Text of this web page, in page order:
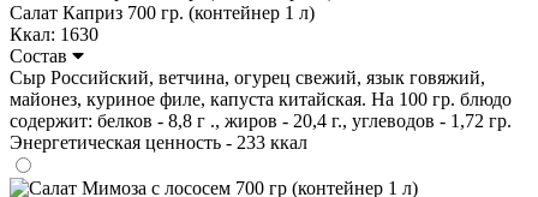
Салат Каприз 700 гр. (контейнер 1 л)
Ккал: 1630
Состав
Сыр Российский, ветчина, огурец свежий, язык говяжий,
майонез, куриное филе, капуста китайская. На 100 гр. блюдо
содержит: белков - 8,8 г ., жиров - 20,4 г., углеводов - 1,72 гр.
Энергетическая ценность - 233 ккал